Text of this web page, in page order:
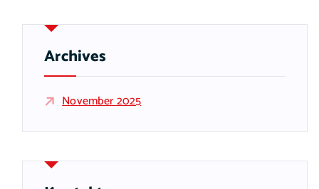
Archives
November 2025